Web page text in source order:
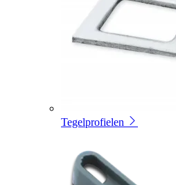
Tegelprofielen